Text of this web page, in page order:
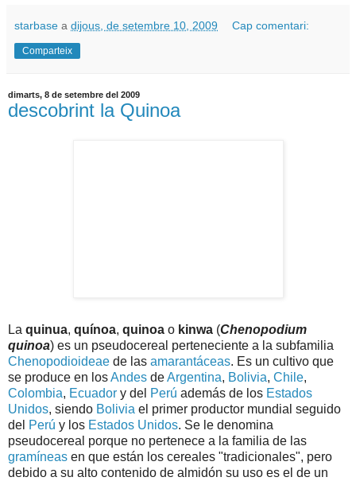
starbase a dijous, de setembre 10, 2009 Cap comentari:
Comparteix
dimarts, 8 de setembre del 2009
descobrint la Quinoa
La quinua, quínoa, quinoa o kinwa (Chenopodium
quinoa) es un pseudocereal perteneciente a la subfamilia
Chenopodioideae de las amarantáceas. Es un cultivo que
se produce en losAndes deArgentina, Bolivia, Chile,
Colombia, Ecuador y del Perú además de los Estados
Unidos, siendo Bolivia el primer productor mundial seguido
del Perú y los Estados Unidos. Se le denomina
pseudocereal porque no pertenece a la familia de las
gramíneas en que están los cereales "tradicionales", pero
debido a su alto contenido de almidón su uso es el de un